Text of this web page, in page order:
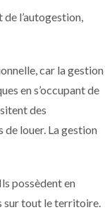
l’autogestion,
car la gestion
en s’occupant de
des
de louer. La gestion
possèdent en
sur tout le territoire.